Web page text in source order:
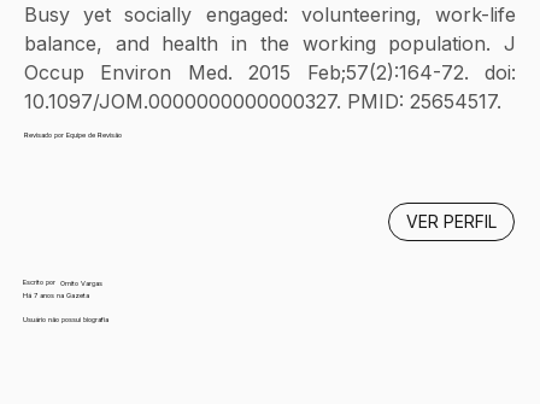
Busy yet socially engaged: volunteering, work-life
balance, and health in the working population. J
Occup Environ Med. 2015 Feb;57(2):164-72. doi:
10.1097/JOM.0000000000000327. PMID: 25654517.
Revisado por Equipe de Revisão
Escrito por
Ornito Vargas
Há 7 anos na Gazeta
Usuário não possui biografia
VER PERFIL